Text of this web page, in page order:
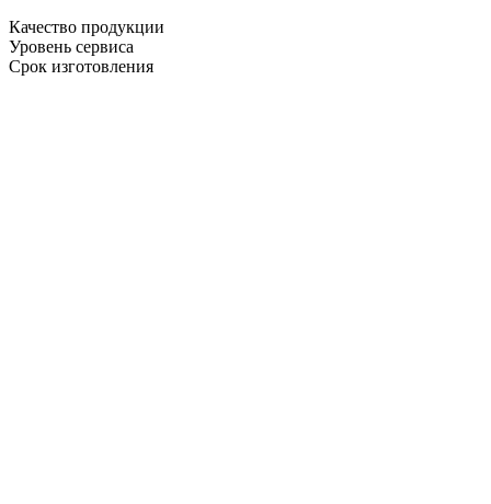
Качество продукции
Уровень сервиса
Срок изготовления